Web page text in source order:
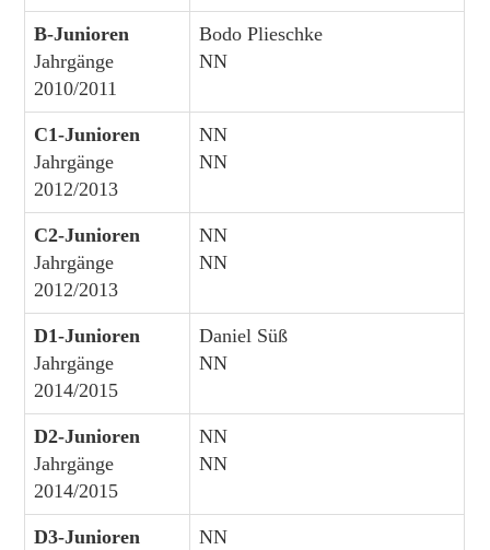
B-Junioren
Jahrgänge
2010/2011
Bodo Plieschke
NN
C1-Junioren
Jahrgänge
2012/2013
NN
NN
C2-Junioren
Jahrgänge
2012/2013
NN
NN
D1-Junioren
Jahrgänge
2014/2015
Daniel Süß
NN
D2-Junioren
Jahrgänge
2014/2015
NN
NN
D3-Junioren
NN